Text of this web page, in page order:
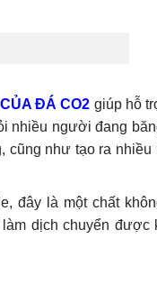
ĐÁ CO2 giúp hỗ
nhiều người đang
cũng như tạo ra nhiều
đây là một chất
dịch chuyển được